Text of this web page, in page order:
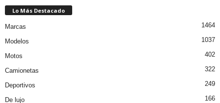
Lo Más Destacado
Marcas 1464
Modelos 1037
Motos 402
Camionetas 322
Deportivos 249
De lujo 166